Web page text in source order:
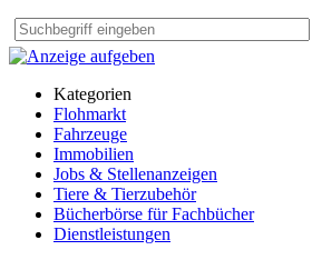
Kategorien
Flohmarkt
Fahrzeuge
Immobilien
Jobs & Stellenanzeigen
Tiere & Tierzubehör
Bücherbörse für Fachbücher
Dienstleistungen